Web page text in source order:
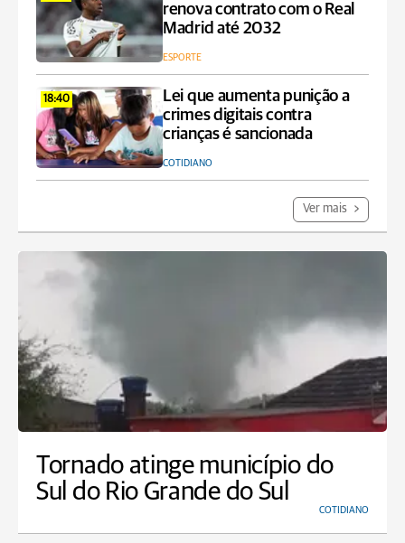
renova contrato com o Real
Madrid até 2032
ESPORTE
18:40
Lei que aumenta punição a
crimes digitais contra
crianças é sancionada
COTIDIANO
Ver mais
Tornado atinge município do
Sul do Rio Grande do Sul
COTIDIANO